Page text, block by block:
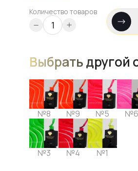
Количество товаров
Выбрать другой
№8 №9 №5 №6
№3 №4 №1